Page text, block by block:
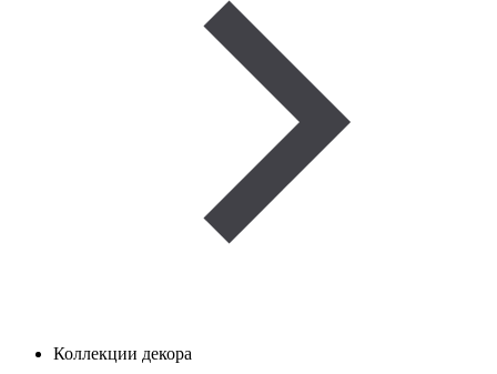
Коллекции декора